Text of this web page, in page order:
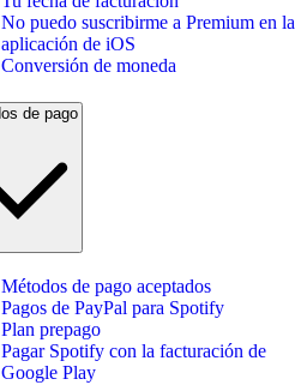
No puedo suscribirme a Premium en la
aplicación de iOS
Conversión de moneda
Métodos de pago aceptados
Pagos de PayPal para Spotify
Plan prepago
Pagar Spotify con la facturación de
Google Play